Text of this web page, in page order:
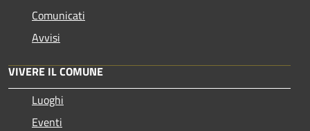
Comunicati
Avvisi
VIVERE IL COMUNE
Luoghi
Eventi